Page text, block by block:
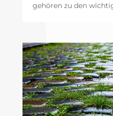
gehören zu den